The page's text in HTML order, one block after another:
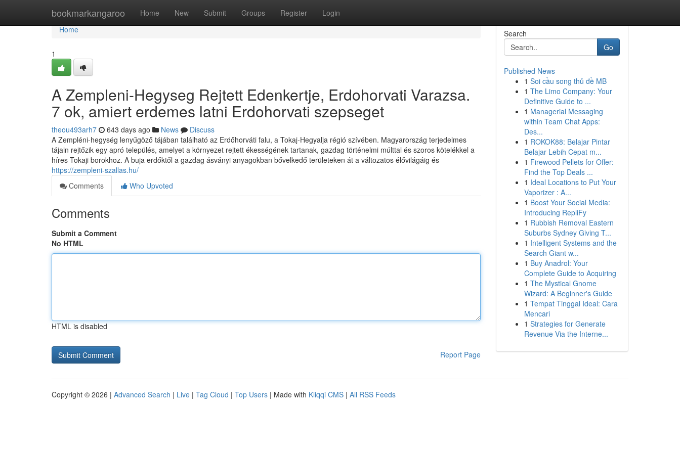
bookmarkangaroo Home New Submit Groups Register Login
Home
Home
1
A Zempleni-Hegyseg Rejtett Edenkertje, Erdohorvati Varazsa.
7 ok, amiert erdemes latni Erdohorvati szepseget
theou493arh7 643 days ago News
Discuss
A Zempléni-hegység lenyűgöző tájában található az Erdőhorváti falu, a Tokaj-Hegyalja régió szívében. Magyarország terjedelmes
tájain rejtőzik egy apró település, amelyet a környezet rejtett ékességének tartanak, gazdag történelmi múlttal és szoros kötelékkel a
híres Tokaji borokhoz. A buja erdőktől a gazdag ásványi anyagokban bővelkedő területeken át a változatos élővilágáig és
https://zempleni-szallas.hu/
Comments
Who Upvoted
Comments
Submit a Comment
No HTML
HTML is disabled
Report Page
Search
Go
Published News
1 Soi cầu song thủ đề MB
1 The Limo Company: Your
Definitive Guide to ...
1 Managerial Messaging
within Team Chat Apps:
Des...
1 ROKOK88: Belajar Pintar
Belajar Lebih Cepat m...
1 Firewood Pellets for Offer:
Find the Top Deals ...
1 Ideal Locations to Put Your
Vaporizer : A...
1 Boost Your Social Media:
Introducing RepliFy
1 Rubbish Removal Eastern
Suburbs Sydney Giving T...
1 Intelligent Systems and the
Search Giant w...
1 Buy Anadrol: Your
Complete Guide to Acquiring
1 The Mystical Gnome
Wizard: A Beginner's Guide
1 Tempat Tinggal Ideal: Cara
Mencari
1 Strategies for Generate
Revenue Via the Interne...
Copyright © 2026 | Advanced Search | Live | Tag Cloud | Top Users | Made with Kliqqi CMS | All RSS Feeds